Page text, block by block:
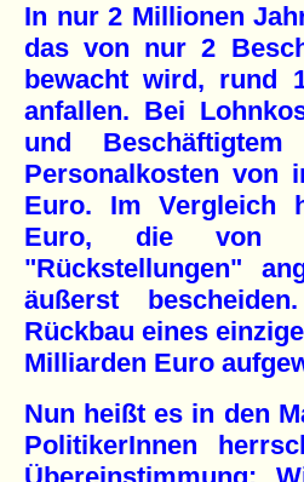
In nur 2 Millionen
das von nur 2
bewacht wird, rund
anfallen. Bei
und
Personalkosten von
Euro. Im Vergleich
Euro, die von
"Rückstellungen"
äußerst
Rückbau eines
Milliarden Euro
Nun heißt es in den
PolitikerInnen